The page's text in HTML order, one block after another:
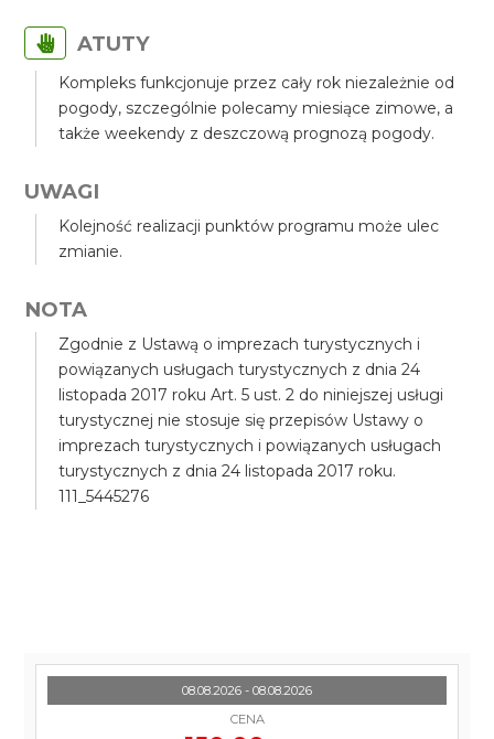
ATUTY
Kompleks funkcjonuje przez cały rok niezależnie od
pogody, szczególnie polecamy miesiące zimowe, a
także weekendy z deszczową prognozą pogody.
UWAGI
Kolejność realizacji punktów programu może ulec
zmianie.
NOTA
Zgodnie z Ustawą o imprezach turystycznych i
powiązanych usługach turystycznych z dnia 24
listopada 2017 roku Art. 5 ust. 2 do niniejszej usługi
turystycznej nie stosuje się przepisów Ustawy o
imprezach turystycznych i powiązanych usługach
turystycznych z dnia 24 listopada 2017 roku.
111_5445276
08.08.2026 - 08.08.2026
CENA